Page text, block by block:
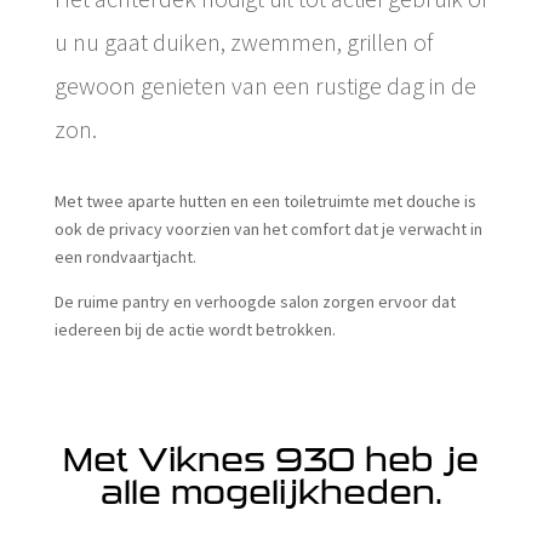
u nu gaat duiken, zwemmen, grillen of
gewoon genieten van een rustige dag in de
zon.
Met twee aparte hutten en een toiletruimte met douche is
ook de privacy voorzien van het comfort dat je verwacht in
een rondvaartjacht.
De ruime pantry en verhoogde salon zorgen ervoor dat
iedereen bij de actie wordt betrokken.
Met Viknes 930 heb je
alle mogelijkheden.